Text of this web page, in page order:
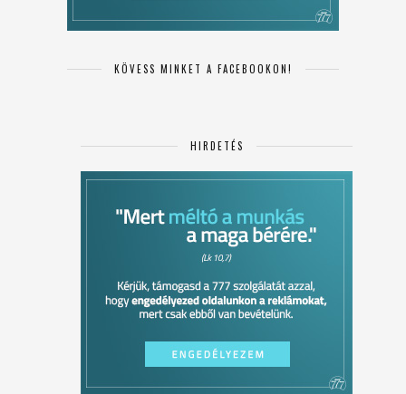
KÖVESS MINKET A FACEBOOKON!
HIRDETÉS